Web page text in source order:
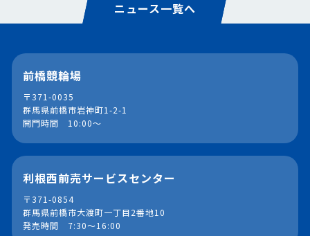
ニュース一覧へ
前橋競輪場
〒371-0035
群馬県前橋市岩神町1-2-1
開門時間 10:00～
利根西前売サービスセンター
〒371-0854
群馬県前橋市大渡町一丁目2番地10
発売時間 7:30～16:00